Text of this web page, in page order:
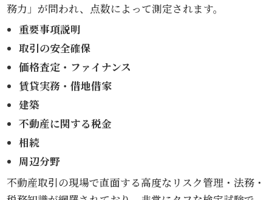
務力」が問われ、点数によって測定されます。
重要事項説明
取引の安全確保
価格査定・ファイナンス
賃貸実務・借地借家
建築
不動産に関する税金
相続
周辺分野
不動産取引の現場で直面する高度なリスク管理・法務・